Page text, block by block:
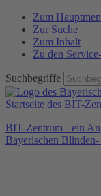
Zum
Zur Suche
Zum Inhalt
Zu den
Suchbegriffe
BIT-Zentrum - ein
Bayerischen Blinden-